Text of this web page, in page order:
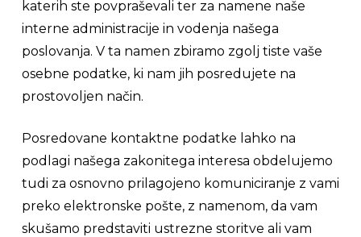
katerih ste povpraševali ter za namene naše
interne administracije in vodenja našega
poslovanja. V ta namen zbiramo zgolj tiste vaše
osebne podatke, ki nam jih posredujete na
prostovoljen način.
Posredovane kontaktne podatke lahko na
podlagi našega zakonitega interesa obdelujemo
tudi za osnovno prilagojeno komuniciranje z vami
preko elektronske pošte, z namenom, da vam
skušamo predstaviti ustrezne storitve ali vam